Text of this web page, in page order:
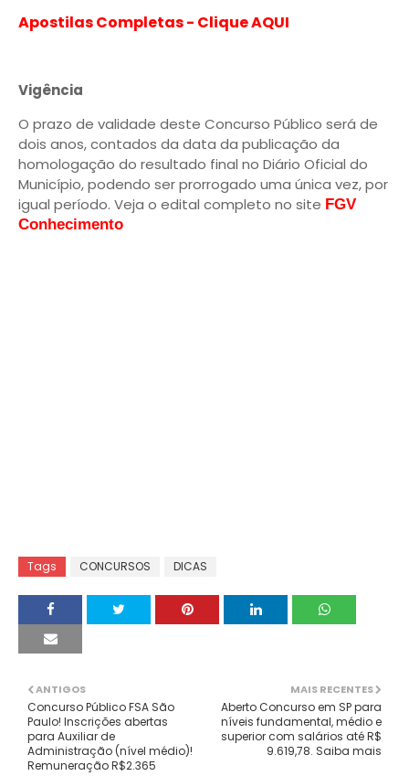
Apostilas Completas - Clique AQUI
Vigência
O prazo de validade deste Concurso Público será de
dois anos, contados da data da publicação da
homologação do resultado final no Diário Oficial do
Município, podendo ser prorrogado uma única vez, por
igual período. Veja o edital completo no site FGV
Conhecimento
Tags CONCURSOS DICAS
MAIS RECENTES
Aberto Concurso em SP para
níveis fundamental, médio e
superior com salários até R$
9.619,78. Saiba mais
ANTIGOS
Concurso Público FSA São
Paulo! Inscrições abertas
para Auxiliar de
Administração (nível médio)!
Remuneração R$2.365